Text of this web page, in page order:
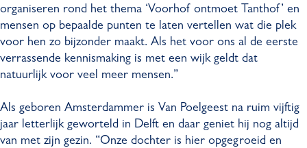
organiseren rond het thema ‘Voorhof ontmoet Tanthof’ en
mensen op bepaalde punten te laten vertellen wat die plek
voor hen zo bijzonder maakt. Als het voor ons al de eerste
verrassende kennismaking is met een wijk geldt dat
natuurlijk voor veel meer mensen.”
Als geboren Amsterdammer is Van Poelgeest na ruim vijftig
jaar letterlijk geworteld in Delft en daar geniet hij nog altijd
van met zijn gezin. “Onze dochter is hier opgegroeid en